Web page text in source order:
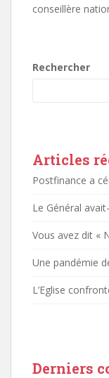
conseillère
Rechercher
Articles
Postfinance a
Le Général
Vous avez dit «
Une pandémie
L’Eglise
Derniers